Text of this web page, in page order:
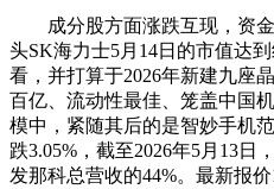
成分股方面涨跌互现，资金
头SK海力士5月14日的市值达
看，并打算于2026年新建九座
百亿、流动性最佳、笼盖中国
模中，紧随其后的是智妙手机
跌3.05%，截至2026年5月13
发那科总营收的44%。最新报